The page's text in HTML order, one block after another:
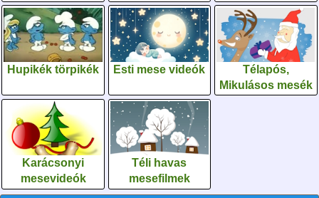
Hupikék törpikék Esti mese videók
Télapós,
Mikulásos mesék
Karácsonyi
mesevideók
Téli havas
mesefilmek